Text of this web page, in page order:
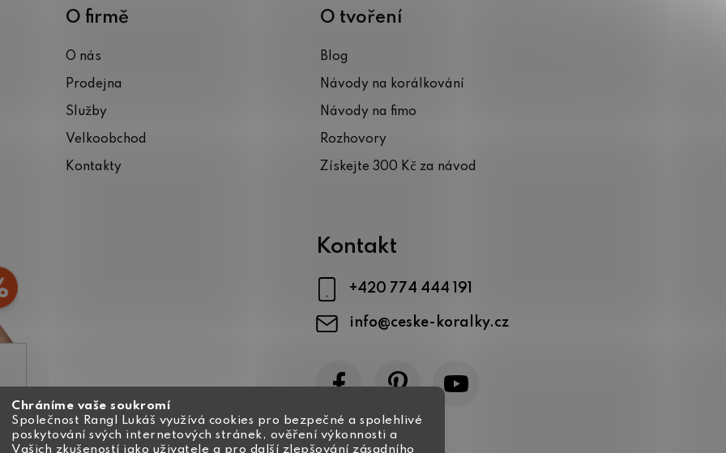
Chráníme vaše soukromí
Společnost Rangl Lukáš využívá cookies pro bezpečné a spolehlivé
poskytování svých internetových stránek, ověření výkonnosti a
Vašich zkušeností jako uživatele a pro další zlepšování zásadního
O firmě
O nás
Prodejna
Služby
Velkoobchod
Kontakty
O tvoření
Blog
Návody na korálkování
Návody na fimo
Rozhovory
Získejte 300 Kč za návod
Kontakt
info@ceske-koralky.cz
+420 774 444 191